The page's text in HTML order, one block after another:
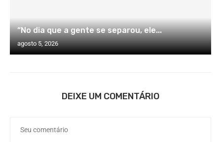
“No dia que a gente se separou, ele...
agosto 5, 2026
DEIXE UM COMENTÁRIO